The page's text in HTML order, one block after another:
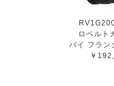
ロベルト
バイ フラン
￥